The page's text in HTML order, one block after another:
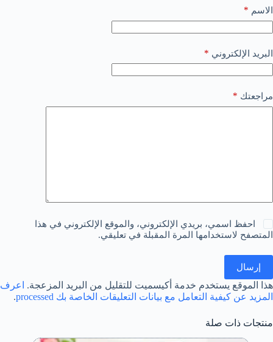
الاسم *
البريد الإلكتروني *
مراجعتك *
احفظ اسمي، بريدي الإلكتروني، والموقع الإلكتروني في هذا
المتصفح لاستخدامها المرة المقبلة في تعليقي.
إرسال
هذا الموقع يستخدم خدمة أكيسميت للتقليل من البريد المزعجة.
اعرف
المزيد عن كيفية التعامل مع بيانات التعليقات الخاصة بك processed
.
منتجات ذات صلة